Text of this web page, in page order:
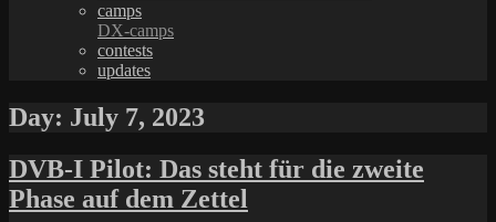
camps
DX-camps
contests
updates
Day: July 7, 2023
DVB-I Pilot: Das steht für die zweite
Phase auf dem Zettel